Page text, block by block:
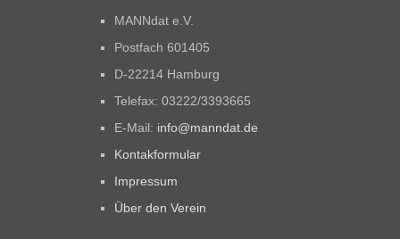
MANNdat e.V.
Postfach 601405
D-22214 Hamburg
Telefax: 03222/3393665
E-Mail: info@manndat.de
Kontakformular
Impressum
Über den Verein